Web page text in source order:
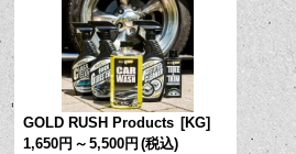
GOLD RUSH Products [KG]
1,650円 ～ 5,500円 (税込)